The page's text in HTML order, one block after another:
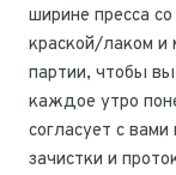
ширине пресса
краской/лаком и
партии, чтобы
каждое утро
согласует с
зачистки и